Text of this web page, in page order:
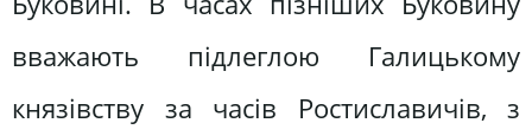
вважають підлеглою Галицькому
князівству за часів Ростиславичів, з